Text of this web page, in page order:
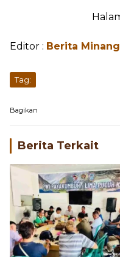
Editor : Berita Minang
Tag:
Bagikan
Berita Terkait